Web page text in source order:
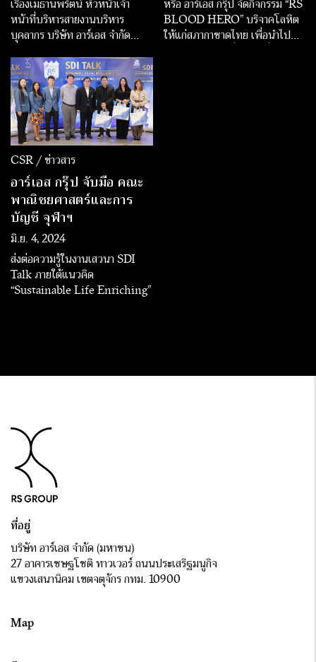
เรืองเมธานพรัตน์ หัวหน้าเจ้า
หน้าที่บริหารสายงานบริหาร
บุคลากร บริษัท อาร์เอส จำกัด
โครงการ “ESG DNA” ซึ่ง
ตลาดหลักทรัพย์แห่งประเทศไทย
ได้มอบให้แก่องค์กรที่เข้าร่วมโครง
การฯ และนำชุดความรู้ด้านความ
ยั่งยืนไปส่งเสริมให้พนักงานได้
เรียนรู้ผ่านระบบ e-Learning
อย่างมีประสิทธิภาพ
หรือ อาร์เอส กรุ๊ป จัดกิจกรรม “RS
BLOOD HERO” บริจาคโลหิต
ให้แก่สภากาชาดไทย เพื่อนำไป
CSR / ข่าวสาร
อาร์เอส กรุ๊ป จับมือ คณะ
พาณิชยศาสตร์และการ
บัญชี จุฬาฯ
มิ.ย. 4, 2024
ส่งต่อความรู้ในงานเสวนา SDI
Talk ภายใต้แนวคิด
“Sustainable Life Enriching”
ที่อยู่
บริษัท อาร์เอส จำกัด (มหาชน)
27 อาคารเชษฐโชติ ทาวเวอร์ ถนนประเสริฐมนูกิจ
แขวงเสนานิคม เขตจตุจักร กทม. 10900
Map